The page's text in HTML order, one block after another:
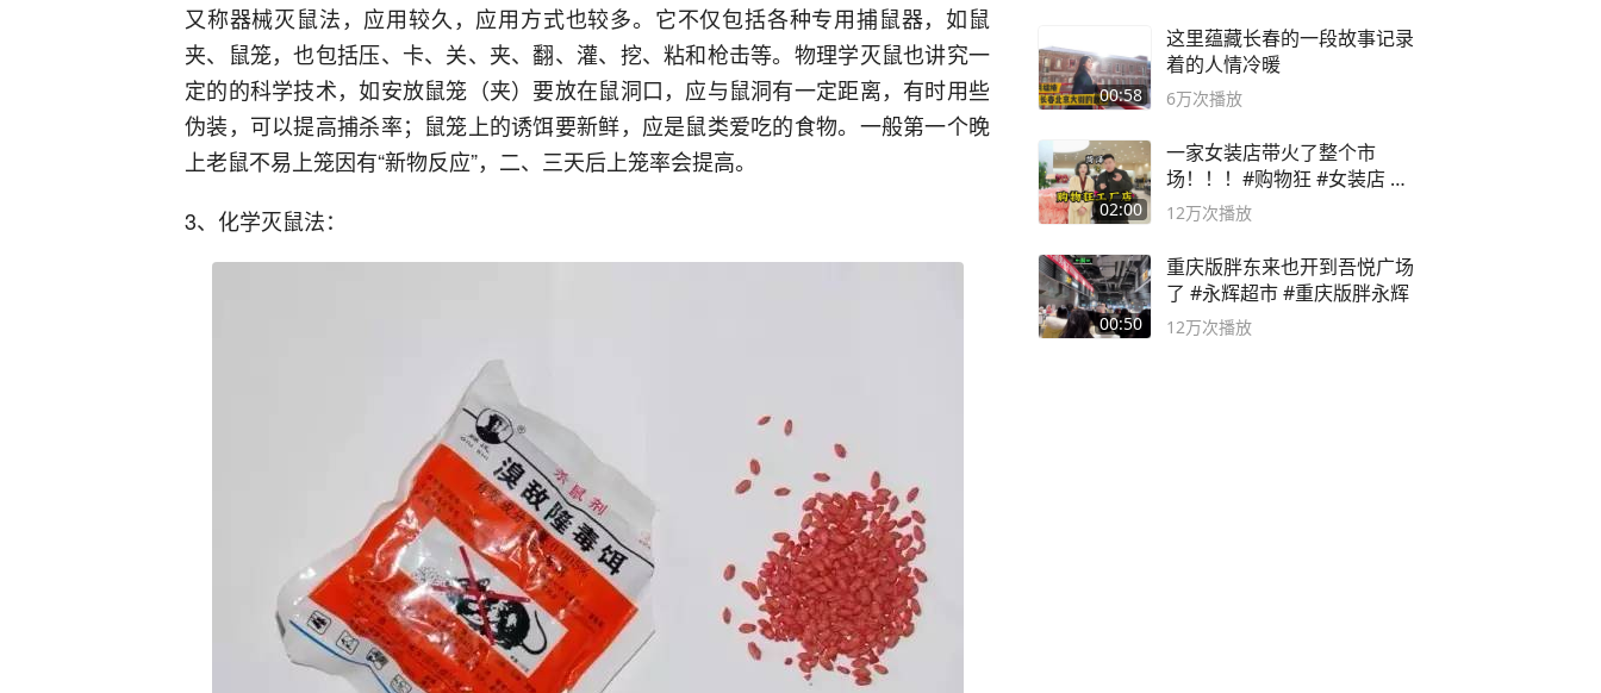
又称器械灭鼠法，应用较久，应用方式也较多。它不仅包括各种专用捕鼠器，如鼠
夹、鼠笼，也包括压、卡、关、夹、翻、灌、挖、粘和枪击等。物理学灭鼠也讲究一
定的的科学技术，如安放鼠笼（夹）要放在鼠洞口，应与鼠洞有一定距离，有时用些
伪装，可以提高捕杀率；鼠笼上的诱饵要新鲜，应是鼠类爱吃的食物。一般第一个晚
上老鼠不易上笼因有“新物反应”，二、三天后上笼率会提高。
3、化学灭鼠法：
00:58
这里蕴藏长春的一段故事记录
着的人情冷暖
6万次播放
02:00
一家女装店带火了整个市
场！！！#购物狂 #女装店 #
高品质女装
12万次播放
00:50
重庆版胖东来也开到吾悦广场
了 #永辉超市 #重庆版胖永辉
12万次播放